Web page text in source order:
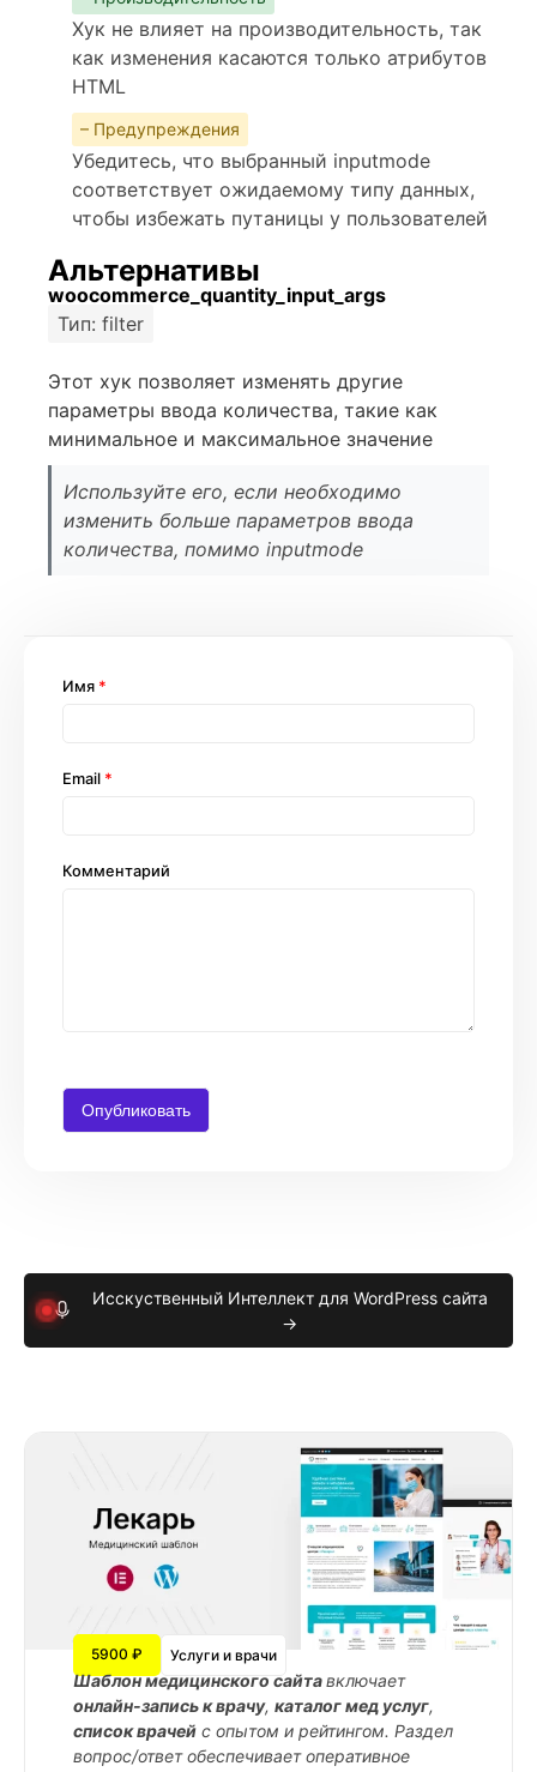
Хук не влияет на производительность, так
как изменения касаются только атрибутов
HTML
– Предупреждения
Убедитесь, что выбранный inputmode
соответствует ожидаемому типу данных,
чтобы избежать путаницы у пользователей
Альтернативы
woocommerce_quantity_input_args
Тип: filter
Этот хук позволяет изменять другие
параметры ввода количества, такие как
минимальное и максимальное значение
Используйте его, если необходимо
изменить больше параметров ввода
количества, помимо inputmode
Комментарий
Имя *
Email *
Исскуственный Интеллект для WordPress сайта
→
5900 ₽ Услуги и врачи
Шаблон медицинского сайтавключает
онлайн-запись к врачу, каталог мед услуг,
список врачей с опытом и рейтингом. Раздел
вопрос/ответ обеспечивает оперативное